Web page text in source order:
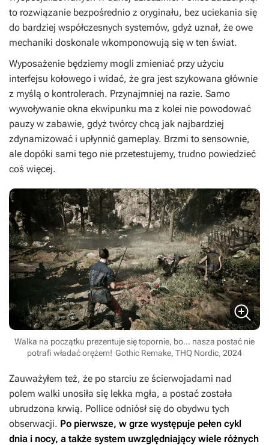
to rozwiązanie bezpośrednio z oryginału, bez uciekania się
do bardziej współczesnych systemów, gdyż uznał, że owe
mechaniki doskonale wkomponowują się w ten świat.
Wyposażenie będziemy mogli zmieniać przy użyciu
interfejsu kołowego i widać, że gra jest szykowana głównie
z myślą o kontrolerach. Przynajmniej na razie. Samo
wywoływanie okna ekwipunku ma z kolei nie powodować
pauzy w zabawie, gdyż twórcy chcą jak najbardziej
zdynamizować i upłynnić gameplay. Brzmi to sensownie,
ale dopóki sami tego nie przetestujemy, trudno powiedzieć
coś więcej.
Walka na początku prezentuje się topornie, bo... nasza postać nie
potrafi władać orężem! Gothic Remake, THQ Nordic, 2024
Zauważyłem też, że po starciu ze ścierwojadami nad
polem walki unosiła się lekka mgła, a postać została
ubrudzona krwią. Pollice odniósł się do obydwu tych
obserwacji. Po pierwsze, w grze występuje pełen cykl
dnia i nocy, a także system uwzględniający wiele różnych